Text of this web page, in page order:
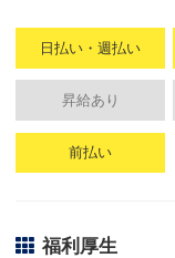
日払い・週払い
昇給あり
前払い
福利厚生